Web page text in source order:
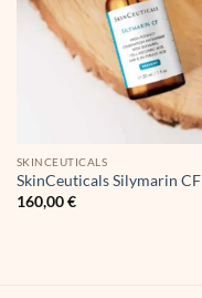
SKINCEUTICALS
SkinCeuticals Silymarin CF
160,00€